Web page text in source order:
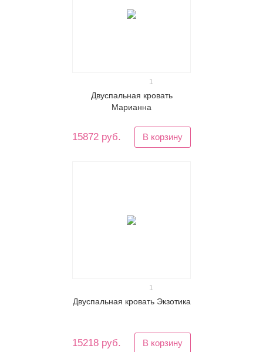
1
Двуспальная кровать
Марианна
15872 руб. В корзину
1
Двуспальная кровать Экзотика
15218 руб. В корзину